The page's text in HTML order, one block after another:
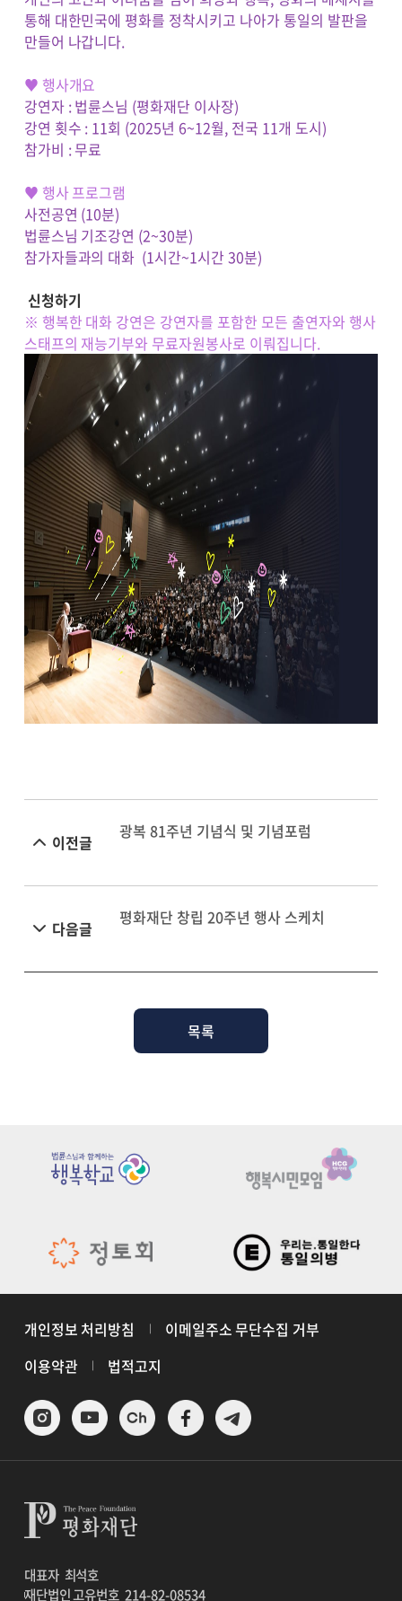
통해 대한민국에 평화를 정착시키고 나아가 통일의 발판을
만들어 나갑니다.
♥ 행사개요
강연자 : 법륜스님 (평화재단 이사장)
강연 횟수 : 11회 (2025년 6~12월, 전국 11개 도시)
참가비 : 무료
♥ 행사 프로그램
사전공연 (10분)
법륜스님 기조강연 (2~30분)
참가자들과의 대화 (1시간~1시간 30분)
신청하기
※ 행복한 대화 강연은 강연자를 포함한 모든 출연자와 행사
스태프의 재능기부와 무료자원봉사로 이뤄집니다.
이전글
광복 81주년 기념식 및 기념포럼
다음글
평화재단 창립 20주년 행사 스케치
목록
개인정보 처리방침
이메일주소 무단수집 거부
이용약관
법적고지
대표자 최석호
재단법인 고유번호214-82-08534